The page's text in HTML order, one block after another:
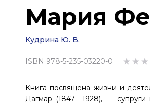
Мария
Кудрина Ю. В.
ISBN 978-5-235-03220-0
Книга посвящена жизни и
Дагмар (1847—1928), —